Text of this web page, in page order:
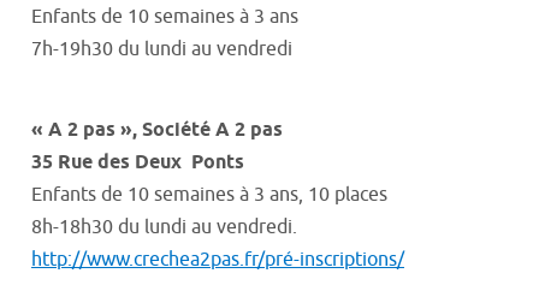
Enfants de 10 semaines à 3 ans
7h-19h30 du lundi au vendredi
« A 2 pas »,Société A 2 pas
35 Rue des Deux Ponts
Enfants de 10 semaines à 3 ans, 10 places
8h-18h30 du lundi au vendredi.
http://www.crechea2pas.fr/pré-inscriptions/